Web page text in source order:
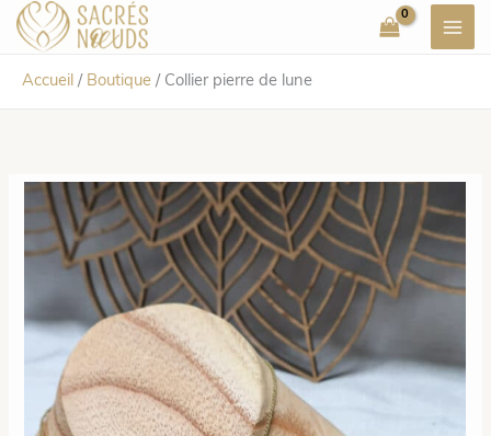
Aller
contenu
Accueil / Boutique / Collier pierre de lune